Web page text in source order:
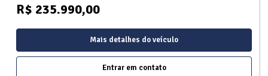
R$ 235.990,00
Mais detalhes do veículo
Entrar em contato